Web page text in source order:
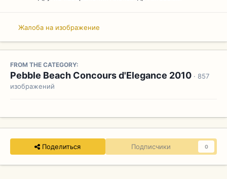
Жалоба на изображение
FROM THE CATEGORY:
Pebble Beach Concours d'Elegance 2010 · 857
изображений
Поделиться Подписчики 0